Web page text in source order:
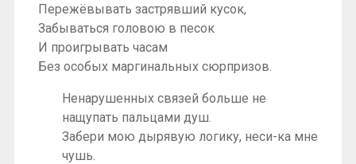
Пережёвывать застрявший кусок,
Забываться головою в песок
И проигрывать часам
Без особых маргинальных сюрпризов.
Ненарушенных связей больше не
нащупать пальцами душ.
Забери мою дырявую логику, неси-ка мне
чушь.